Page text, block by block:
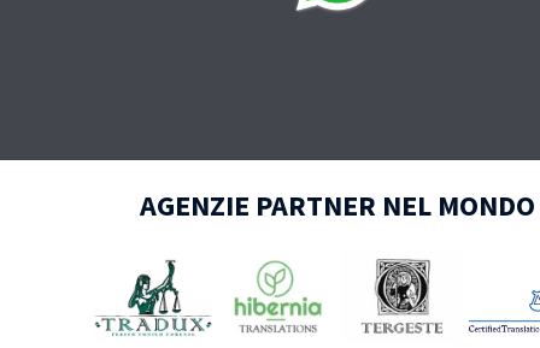
AGENZIE PARTNER NEL MONDO